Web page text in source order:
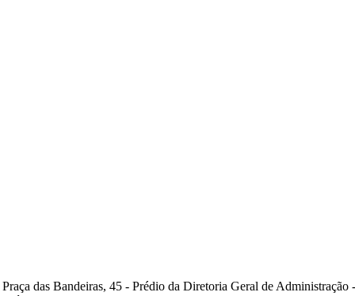
das Bandeiras, 45 - Prédio da Diretoria Geral de Administração